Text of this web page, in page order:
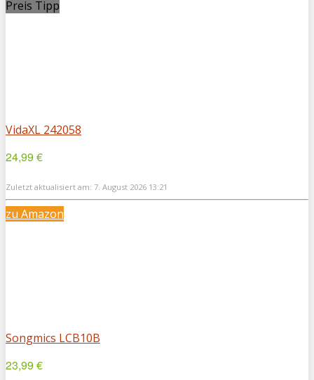
Preis Tipp
VidaXL 242058
24,99 €
Zuletzt aktualisiert am: 7. August 2026 13:21
zu Amazon
Songmics LCB10B
23,99 €